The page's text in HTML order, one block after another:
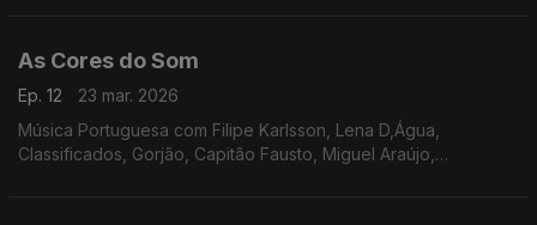
As Cores do Som
Ep. 12
23 mar. 2026
Música Portuguesa com Filipe Karlsson, Lena D,Água,
Classificados, Gorjão, Capitão Fausto, Miguel Araújo,